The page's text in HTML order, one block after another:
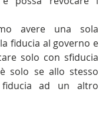
fiducia al governo e
solo con sfiducia
solo se allo stesso
ad un altro